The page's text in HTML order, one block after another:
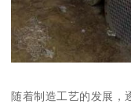
随着制造工艺的发展，